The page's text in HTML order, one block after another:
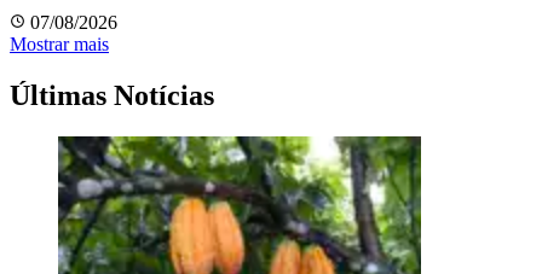
07/08/2026
Mostrar mais
Últimas Notícias